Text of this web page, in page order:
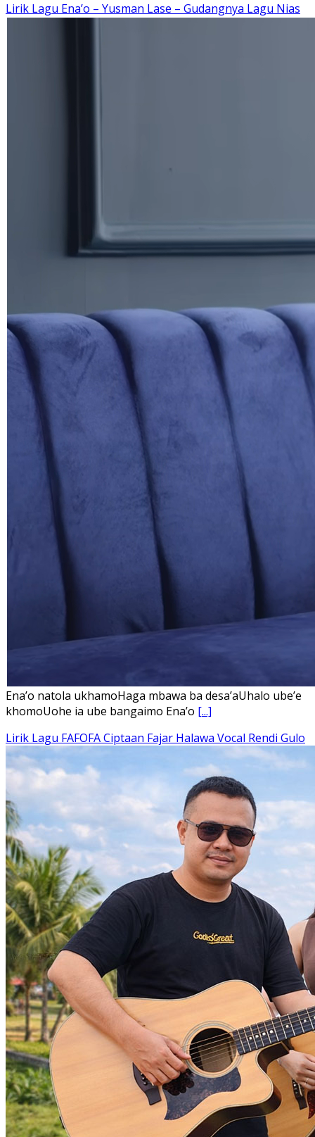
Lirik Lagu Ena’o – Yusman Lase – Gudangnya Lagu Nias
Ena’o natola ukhamoHaga mbawa ba desa’aUhalo ube’e
khomoUohe ia ube bangaimo Ena’o [...]
Lirik Lagu FAFOFA Ciptaan Fajar Halawa Vocal Rendi Gulo